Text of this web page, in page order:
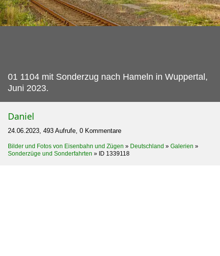
01 1104 mit Sonderzug nach Hameln in Wuppertal,
Juni 2023.
Daniel
24.06.2023, 493 Aufrufe, 0 Kommentare
Bilder und Fotos von Eisenbahn und Zügen » Deutschland » Galerien »
Sonderzüge und Sonderfahrten » ID 1339118